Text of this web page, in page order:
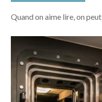
Quand on aime lire, on peut